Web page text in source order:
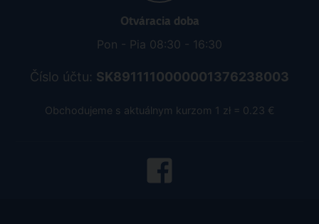
Otváracia doba
Pon - Pia 08:30 - 16:30
Číslo účtu: SK8911110000001376238003
Obchodujeme s aktuálnym kurzom 1 zł = 0.23 €